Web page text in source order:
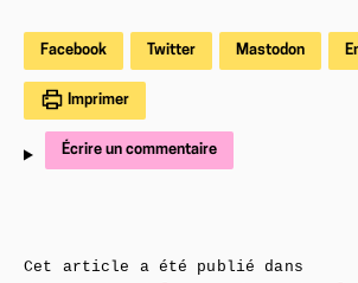
Facebook Twitter Mastodon
Imprimer
Écrire un commentaire
Cet article a été publié dans